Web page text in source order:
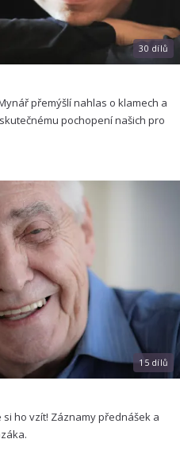
30 dílů
přemýšlí nahlas o klamech a
pochopení našich pro
15 dílů
si ho vzít! Záznamy přednášek a